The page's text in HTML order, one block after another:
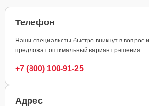
Телефон
Наши специалисты быстро вникнут в вопрос и
предложат оптимальный вариант решения
+7 (800) 100-91-25
Адрес